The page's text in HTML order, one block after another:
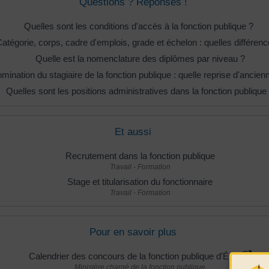
Quelles sont les conditions d'accès à la fonction publique ?
corps, cadre d'emplois, grade et échelon : quelles
Quelle est la nomenclature des diplômes par niveau ?
du stagiaire de la fonction publique : quelle reprise
Quelles sont les positions administratives dans la fonction publique
Et aussi
Recrutement dans la fonction publique
Travail - Formation
Stage et titularisation du fonctionnaire
Travail - Formation
Pour en savoir plus
Calendrier des concours de la fonction publique d'État